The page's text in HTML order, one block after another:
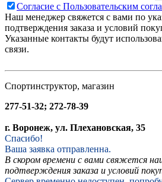
Согласие с Пользовательским
Наш менеджер свяжется с вами по
подтверждения заказа и условий
Указанные контакты будут
связи.
Спортинструктор, магазин
277-51-32; 272-78-39
г. Воронеж, ул. Плехановская, 35
Спасибо!
Ваша заявка отправленна.
В скором времени с вами свяжется
подтверждения заказа и условий